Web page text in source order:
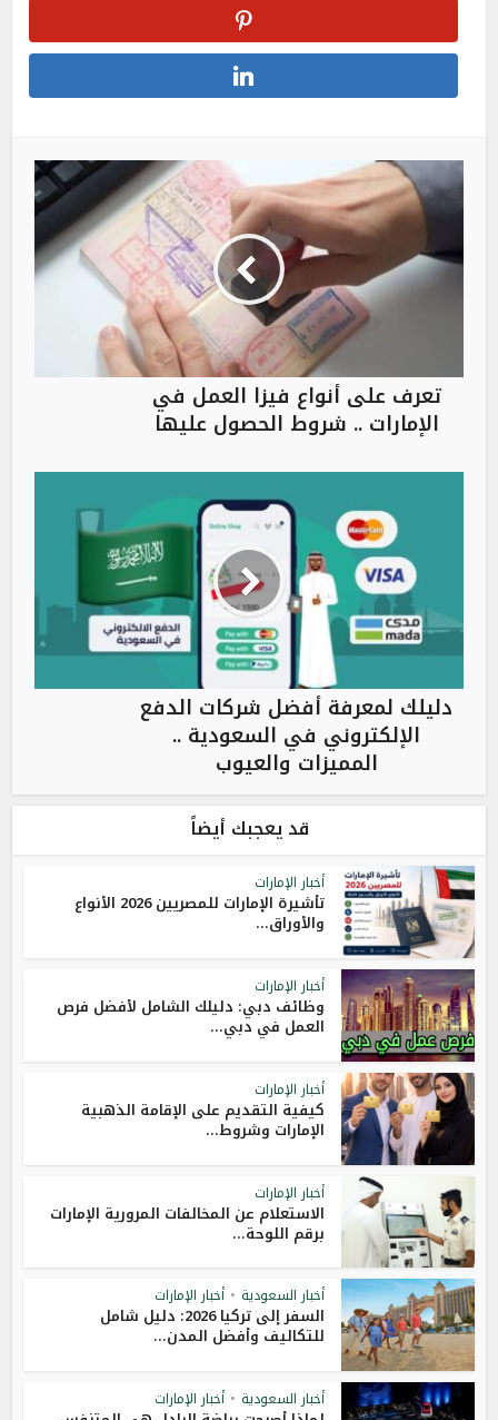
تعرف على أنواع فيزا العمل في
الإمارات .. شروط الحصول عليها
دليلك لمعرفة أفضل شركات الدفع
الإلكتروني في السعودية ..
المميزات والعيوب
قد يعجبك أيضاً
أخبار الإمارات
تأشيرة الإمارات للمصريين 2026 الأنواع
والأوراق...
أخبار الإمارات
وظائف دبي: دليلك الشامل لأفضل فرص
العمل في دبي...
أخبار الإمارات
كيفية التقديم على الإقامة الذهبية
الإمارات وشروط...
أخبار الإمارات
الاستعلام عن المخالفات المرورية الإمارات
برقم اللوحة...
أخبار السعودية • أخبار الإمارات
السفر إلى تركيا 2026: دليل شامل
للتكاليف وأفضل المدن...
أخبار السعودية • أخبار الإمارات